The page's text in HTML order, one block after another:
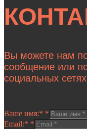
Вы можете нам
сообщение или
социальных сетях
Ваше имя:* *
Email:* *